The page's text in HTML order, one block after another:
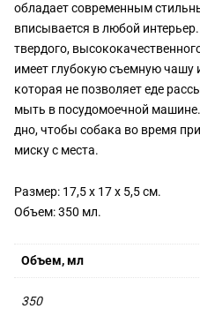
обладает современным
вписывается в любой
твердого,
имеет глубокую съемную чашу
которая не позволяет еде
мыть в посудомоечной
дно, чтобы собака во время
миску с места.
Размер: 17,5 х 17 х 5,5 см.
Объем: 350 мл.
Объем, мл
350